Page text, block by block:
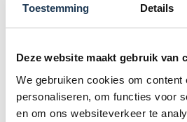
Toestemming Details
Deze website maakt gebruik van
We gebruiken cookies om content
personaliseren, om functies voor
en om ons websiteverkeer te
Dit vrolijk gekleurd lampje kan je
Het lichtje is regenbestendig en
Verkrijgbaar in leuke kleurtjes:
donkerblauw, aqua, groen en